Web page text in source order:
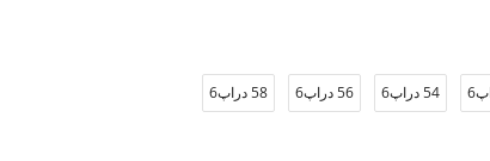
54 دراپ6 56 دراپ6 58 دراپ6